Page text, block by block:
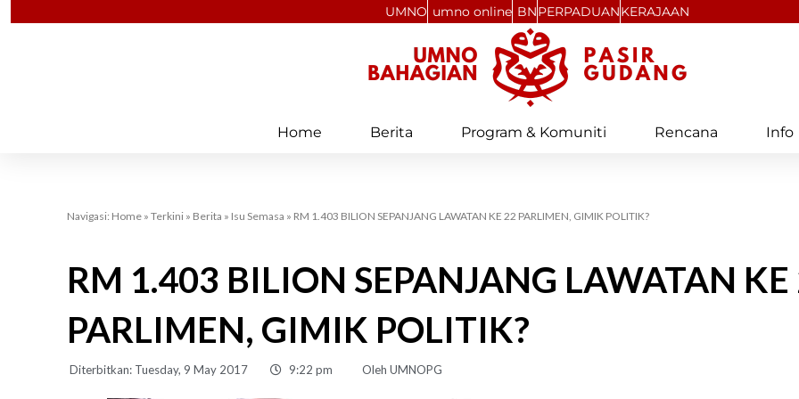
UMNO umno online BNPERPADUANKERAJAAN
Home Berita Program & Komuniti Rencana Info
Navigasi: Home » Terkini » Berita » Isu Semasa » RM 1.403 BILION SEPANJANG LAWATAN KE 22 PARLIMEN, GIMIK POLITIK?
RM 1.403 BILION SEPANJANG LAWATAN KE
PARLIMEN, GIMIK POLITIK?
Diterbitkan: Tuesday, 9 May 2017 9:22 pm Oleh UMNOPG